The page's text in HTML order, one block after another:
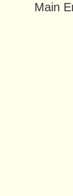
Main